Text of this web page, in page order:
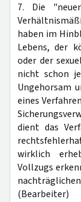
7. Die
haben im
Lebens, der
oder der
nicht schon
Ungehorsam
eines
dient das
wirklich
Vollzugs
(Bearbeiter)